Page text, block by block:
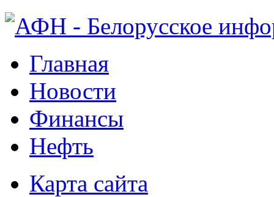
Главная
Новости
Финансы
Нефть
Карта сайта